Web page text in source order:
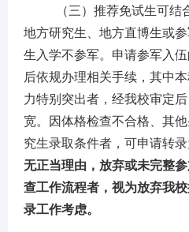
（三）推荐免试生可
地方研究生、地方直博生或
生入学不参军。申请参军入
后依规办理相关手续，其中
力特别突出者，经我校审定
宽。因体格检查不合格、其
究生录取条件者，可申请转
无正当理由，放弃或未完整
查工作流程者，视为放弃我
录工作考虑。